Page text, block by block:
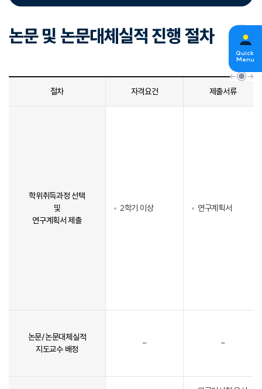
논문 및 논문대체실적 진행 절차
절차 자격요건 제출서류
학위취득과정 선택
및
연구계획서 제출
2학기 이상 연구계획서
논문/논문대체실적
지도교수 배정
- -
Quick
Menu